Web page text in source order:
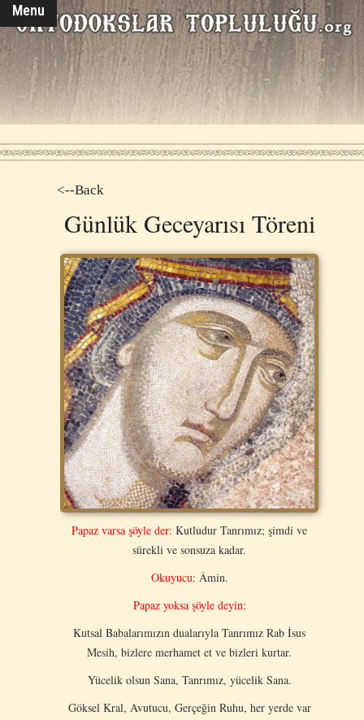
Menu
<--Back
Günlük Geceyarısı Töreni
Papaz varsa şöyle der: Kutludur Tanrımız; şimdi ve
sürekli ve sonsuza kadar.
Okuyucu: Âmin.
Papaz yoksa şöyle deyin:
Kutsal Babalarımızın dualarıyla Tanrımız Rab İsus
Mesih, bizlere merhamet et ve bizleri kurtar.
Yücelik olsun Sana, Tanrımız, yücelik Sana.
Göksel Kral, Avutucu, Gerçeğin Ruhu, her yerde var